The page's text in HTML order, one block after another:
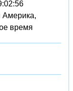
Америка,
время